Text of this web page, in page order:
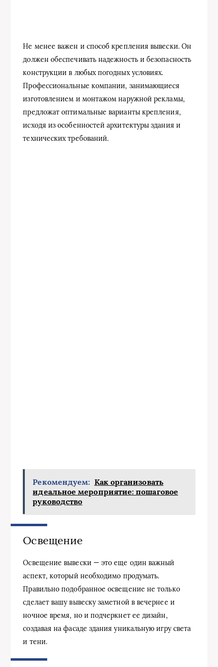
Не менее важен и способ крепления вывески. Он
должен обеспечивать надежность и безопасность
конструкции в любых погодных условиях.
Профессиональные компании, занимающиеся
изготовлением и монтажом наружной рекламы,
предложат оптимальные варианты крепления,
исходя из особенностей архитектуры здания и
технических требований.
Рекомендуем: Как организовать
идеальное мероприятие: пошаговое
руководство
Освещение
Освещение вывески — это еще один важный
аспект, который необходимо продумать.
Правильно подобранное освещение не только
сделает вашу вывеску заметной в вечернее и
ночное время, но и подчеркнет ее дизайн,
создавая на фасаде здания уникальную игру света
и тени.